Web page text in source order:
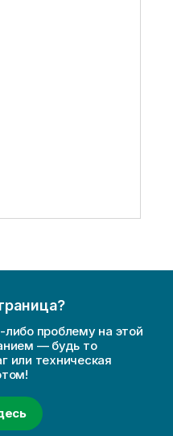
проблему на этой
— будь то
или техническая